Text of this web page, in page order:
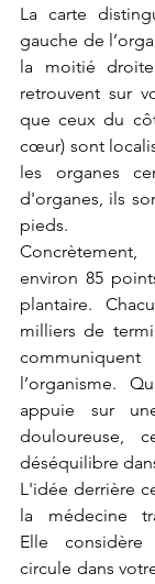
La carte
gauche de
la moitié
retrouvent sur
que ceux du
cœur) sont
les organes
d'organes, ils
pieds.
environ 85
plantaire.
milliers de
l’organisme.
appuie sur
douloureuse,
déséquilibre
L'idée derrière
la médecine
Elle
circule dans